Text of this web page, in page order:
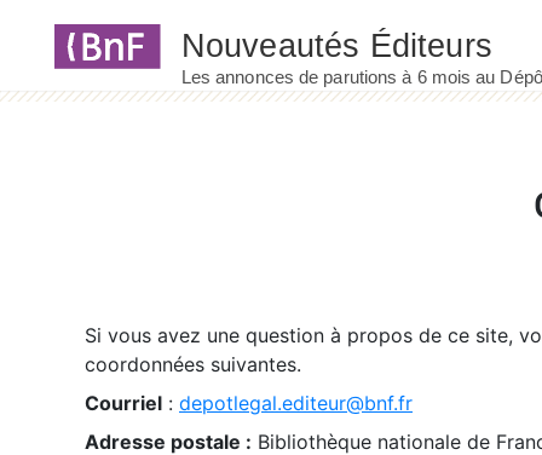
Si vous avez une question à propos de ce site,
coordonnées suivantes.
Courriel : depotlegal.editeur@bnf.fr
Adresse postale : Bibliothèque nationale de